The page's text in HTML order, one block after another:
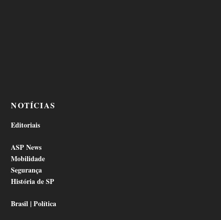
NOTÍCIAS
Editoriais
ASP News
Mobilidade
Segurança
História de SP
Brasil | Política